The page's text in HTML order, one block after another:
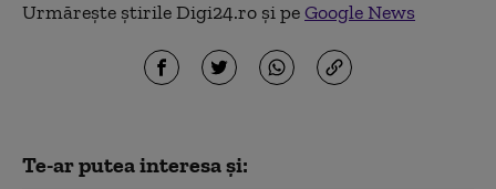
Urmărește știrile Digi24.ro și peGoogle News
Te-ar putea interesa și: